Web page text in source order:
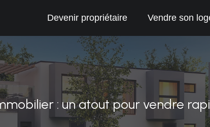
Devenir propriétaire Vendre son
: un atout pour vendre